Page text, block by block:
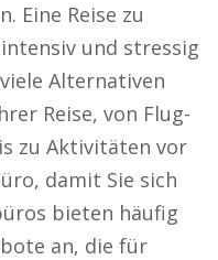
Eine Reise zu
und stressig
Alternativen
Reise, von Flug-
zu Aktivitäten vor
damit Sie sich
bieten häufig
an, die für